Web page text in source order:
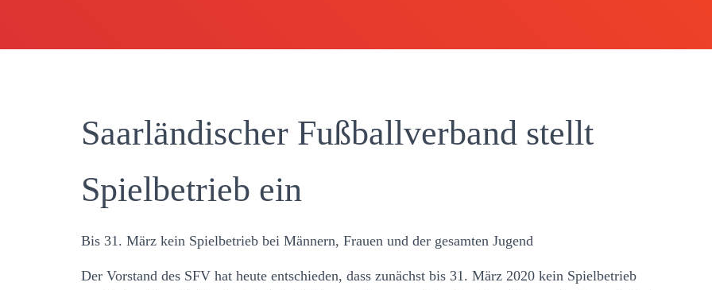
Saarländischer Fußballverband stellt
Spielbetrieb ein
Bis 31. März kein Spielbetrieb bei Männern, Frauen und der gesamten Jugend
Der Vorstand des SFV hat heute entschieden, dass zunächst bis 31. März 2020 kein Spielbetrieb